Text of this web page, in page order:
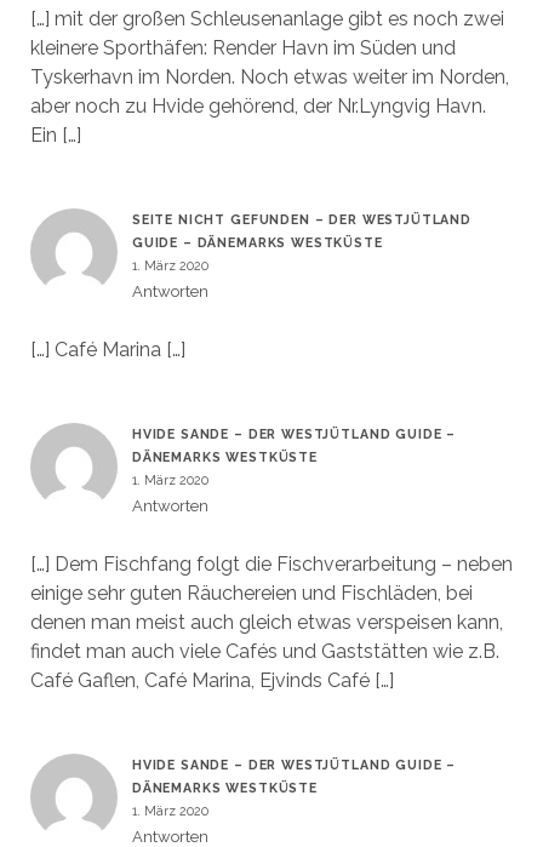
[…] mit der großen Schleusenanlage gibt es noch zwei
kleinere Sporthäfen: Render Havn im Süden und
Tyskerhavn im Norden. Noch etwas weiter im Norden,
aber noch zu Hvide gehörend, der Nr.Lyngvig Havn.
Ein […]
SEITE NICHT GEFUNDEN – DER WESTJÜTLAND
GUIDE – DÄNEMARKS WESTKÜSTE
1. März 2020
Antworten
[…] Café Marina […]
HVIDE SANDE – DER WESTJÜTLAND GUIDE –
DÄNEMARKS WESTKÜSTE
1. März 2020
Antworten
[…] Dem Fischfang folgt die Fischverarbeitung – neben
einige sehr guten Räuchereien und Fischläden, bei
denen man meist auch gleich etwas verspeisen kann,
findet man auch viele Cafés und Gaststätten wie z.B.
Café Gaflen, Café Marina, Ejvinds Café […]
HVIDE SANDE – DER WESTJÜTLAND GUIDE –
DÄNEMARKS WESTKÜSTE
1. März 2020
Antworten